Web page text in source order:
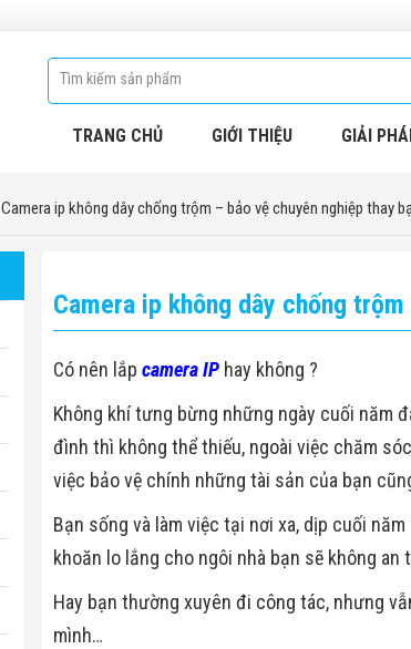
TRANG CHỦ GIỚI THIỆU GIẢI
Camera ip không dây chống trộm – bảo vệ chuyên nghiệp thay
Camera ip không dây chống
Có nên lắp camera IP hay không ?
Không khí tưng bừng những ngày cuối năm
đình thì không thể thiếu, ngoài việc chăm
việc bảo vệ chính những tài sản của bạn
Bạn sống và làm việc tại nơi xa, dịp cuối
khoăn lo lắng cho ngôi nhà bạn sẽ không an
Hay bạn thường xuyên đi công tác, nhưng
mình…